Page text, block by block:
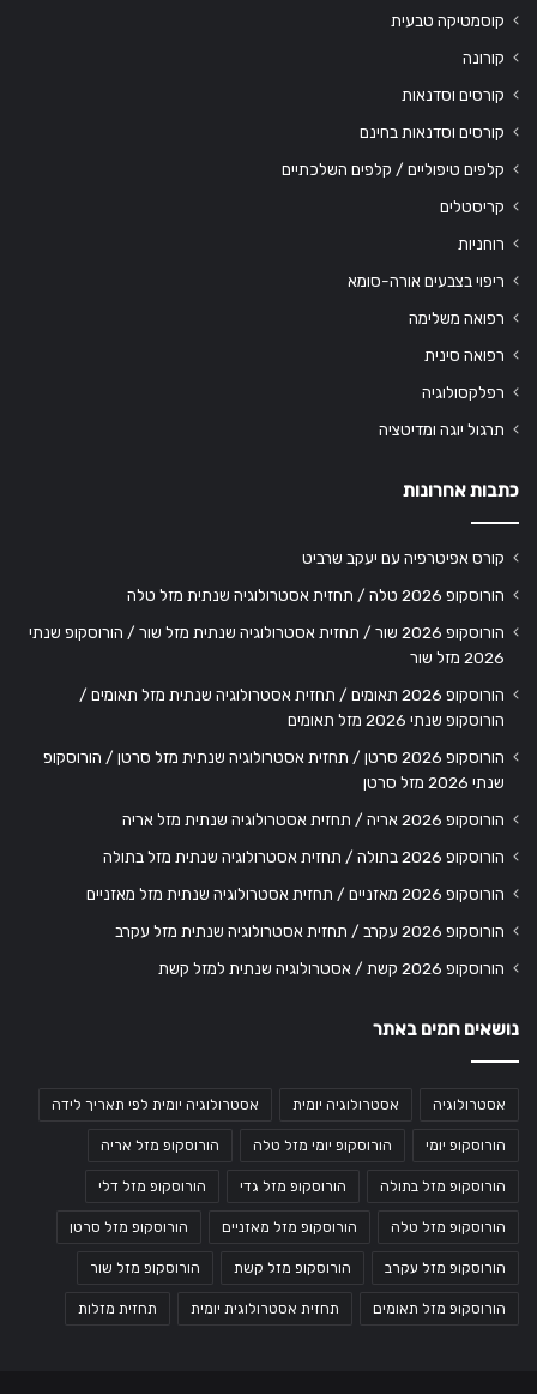
קוסמטיקה טבעית
קורונה
קורסים וסדנאות
קורסים וסדנאות בחינם
קלפים טיפוליים / קלפים השלכתיים
קריסטלים
רוחניות
ריפוי בצבעים אורה-סומא
רפואה משלימה
רפואה סינית
רפלקסולוגיה
תרגול יוגה ומדיטציה
כתבות אחרונות
קורס אפיטרפיה עם יעקב שרביט
הורוסקופ 2026 טלה / תחזית אסטרולוגיה שנתית מזל טלה
הורוסקופ 2026 שור / תחזית אסטרולוגיה שנתית מזל שור / הורוסקופ שנתי
2026 מזל שור
הורוסקופ 2026 תאומים / תחזית אסטרולוגיה שנתית מזל תאומים /
הורוסקופ שנתי 2026 מזל תאומים
הורוסקופ 2026 סרטן / תחזית אסטרולוגיה שנתית מזל סרטן / הורוסקופ
שנתי 2026 מזל סרטן
הורוסקופ 2026 אריה / תחזית אסטרולוגיה שנתית מזל אריה
הורוסקופ 2026 בתולה / תחזית אסטרולוגיה שנתית מזל בתולה
הורוסקופ 2026 מאזניים / תחזית אסטרולוגיה שנתית מזל מאזניים
הורוסקופ 2026 עקרב / תחזית אסטרולוגיה שנתית מזל עקרב
הורוסקופ 2026 קשת / אסטרולוגיה שנתית למזל קשת
נושאים חמים באתר
אסטרולוגיה אסטרולוגיה יומית אסטרולוגיה יומית לפי תאריך לידה
הורוסקופ יומי הורוסקופ יומי מזל טלה הורוסקופ מזל אריה
הורוסקופ מזל בתולה הורוסקופ מזל גדי הורוסקופ מזל דלי
הורוסקופ מזל טלה הורוסקופ מזל מאזניים הורוסקופ מזל סרטן
הורוסקופ מזל עקרב הורוסקופ מזל קשת הורוסקופ מזל שור
הורוסקופ מזל תאומים תחזית אסטרולוגית יומית תחזית מזלות